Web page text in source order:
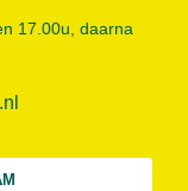
17.00u, daarna